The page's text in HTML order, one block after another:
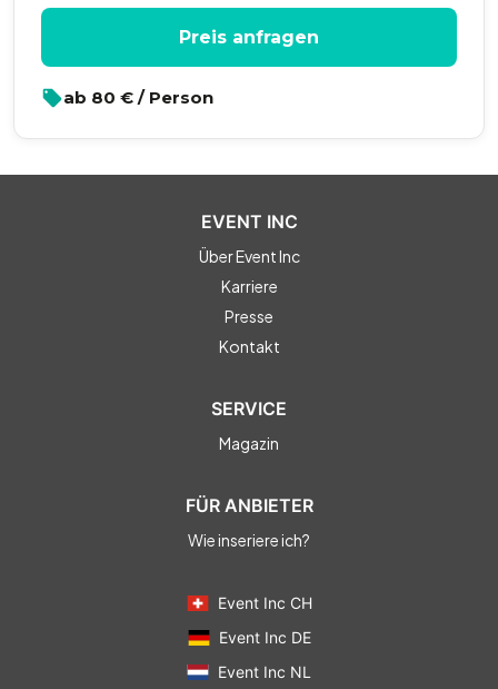
Preis anfragen
ab 80 € / Person
EVENT INC
Über Event Inc
Karriere
Presse
Kontakt
SERVICE
Magazin
FÜR ANBIETER
Wie inseriere ich?
Event Inc CH
Event Inc DE
Event Inc NL